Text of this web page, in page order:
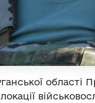
області